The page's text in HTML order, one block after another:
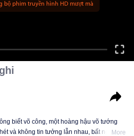
bộ phim truyền hình HD mượt mà
biết võ công, một hoàng hậu võ tướng
và không tin tưởng lẫn nhau, bất ngờMore